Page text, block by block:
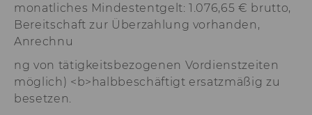
monatliches Mindestentgelt: 1.076,65 € brutto,
Bereitschaft zur Überzahlung vorhanden,
Anrechnu
ng von tätigkeitsbezogenen Vordienstzeiten
möglich) <b>halbbeschäftigt ersatzmäßig zu
besetzen.
lang
Dieses Cookie
Spracheinstellung
LinkedIn.com-
vom Nutzer
Sprache erscheint.